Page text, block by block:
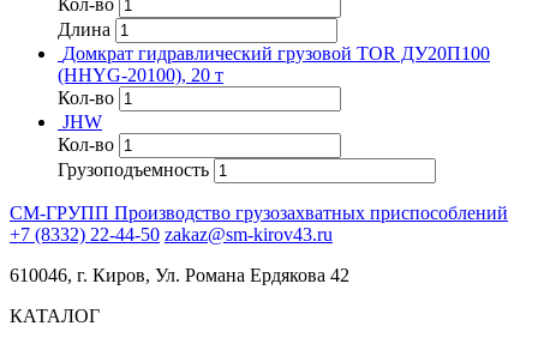
Длина
Домкрат гидравлический грузовой TOR ДУ20П100
(HHYG-20100), 20 т
Кол-во
JHW
Кол-во
Грузоподъемность
СМ-ГРУПП Производство грузозахватных приспособлений
+7 (8332) 22-44-50 zakaz@sm-kirov43.ru
610046, г. Киров, Ул. Романа Ердякова 42
КАТАЛОГ